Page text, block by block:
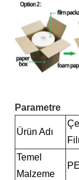
Parametre
Ürün Adı
Temel
Malzeme